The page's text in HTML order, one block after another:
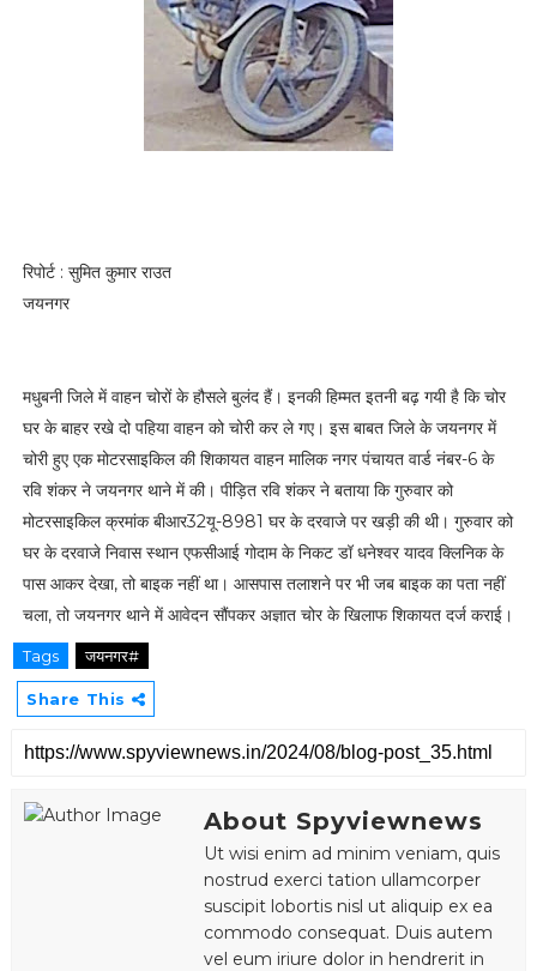
रिपोर्ट : सुमित कुमार राउत
जयनगर
मधुबनी जिले में वाहन चोरों के हौसले बुलंद हैं। इनकी हिम्मत इतनी बढ़ गयी है कि चोर
घर के बाहर रखे दो पहिया वाहन को चोरी कर ले गए। इस बाबत जिले के जयनगर में
चोरी हुए एक मोटरसाइकिल की शिकायत वाहन मालिक नगर पंचायत वार्ड नंबर-6 के
रवि शंकर ने जयनगर थाने में की। पीड़ित रवि शंकर ने बताया कि गुरुवार को
मोटरसाइकिल क्रमांक बीआर32यू-8981 घर के दरवाजे पर खड़ी की थी। गुरुवार को
घर के दरवाजे निवास स्थान एफसीआई गोदाम के निकट डॉ धनेश्वर यादव क्लिनिक के
पास आकर देखा, तो बाइक नहीं था। आसपास तलाशने पर भी जब बाइक का पता नहीं
चला, तो जयनगर थाने में आवेदन सौंपकर अज्ञात चोर के खिलाफ शिकायत दर्ज कराई।
Tags जयनगर#
Share This
About Spyviewnews
Ut wisi enim ad minim veniam, quis
nostrud exerci tation ullamcorper
suscipit lobortis nisl ut aliquip ex ea
commodo consequat. Duis autem
vel eum iriure dolor in hendrerit in